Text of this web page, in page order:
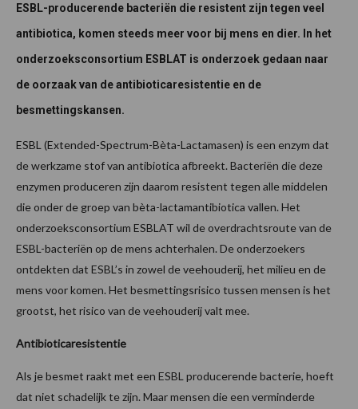
ESBL-producerende bacteriën die resistent zijn tegen veel
antibiotica, komen steeds meer voor bij mens en dier. In het
onderzoeksconsortium ESBLAT is onderzoek gedaan naar
de oorzaak van de antibioticaresistentie en de
besmettingskansen.
ESBL (Extended-Spectrum-Bèta-Lactamasen) is een enzym dat
de werkzame stof van antibiotica afbreekt. Bacteriën die deze
enzymen produceren zijn daarom resistent tegen alle middelen
die onder de groep van bèta-lactamantibiotica vallen. Het
onderzoeksconsortium ESBLAT wil de overdrachtsroute van de
ESBL-bacteriën op de mens achterhalen. De onderzoekers
ontdekten dat ESBL’s in zowel de veehouderij, het milieu en de
mens voor komen. Het besmettingsrisico tussen mensen is het
grootst, het risico van de veehouderij valt mee.
Antibioticaresistentie
Als je besmet raakt met een ESBL producerende bacterie, hoeft
dat niet schadelijk te zijn. Maar mensen die een verminderde